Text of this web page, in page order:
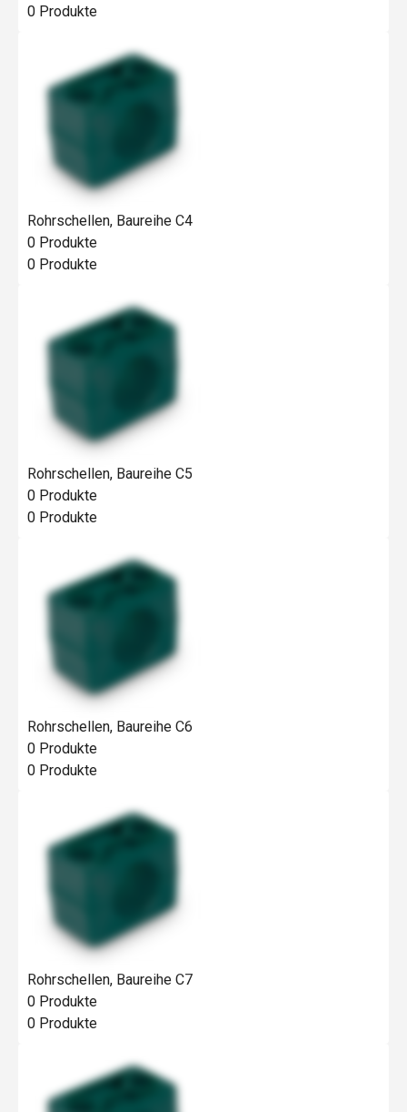
0 Produkte
Rohrschellen, Baureihe C4
0 Produkte
0 Produkte
Rohrschellen, Baureihe C5
0 Produkte
0 Produkte
Rohrschellen, Baureihe C6
0 Produkte
0 Produkte
Rohrschellen, Baureihe C7
0 Produkte
0 Produkte